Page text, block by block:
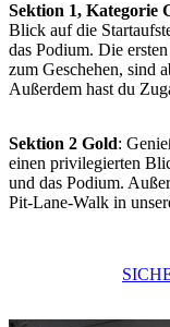
Sektion 1, Kategorie
Blick auf die
das Podium. Die
zum Geschehen, sind
Außerdem hast du
Sektion 2 Gold:
einen privilegierten
und das Podium.
Pit-Lane-Walk in